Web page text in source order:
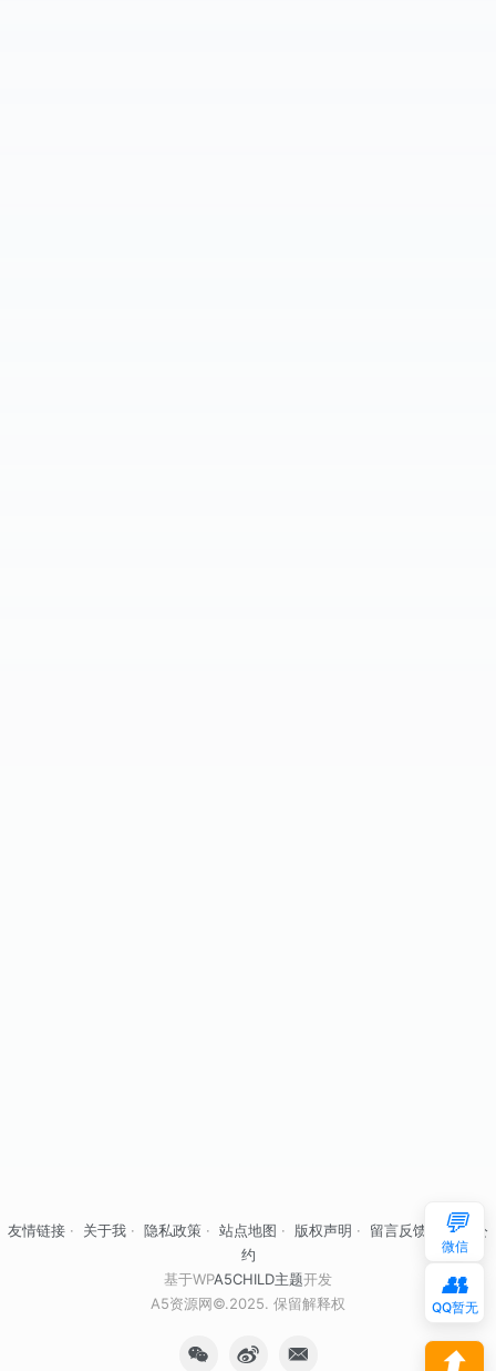
友情链接 · 关于我 · 隐私政策 · 站点地图 · 版权声明 · 留言反馈
自律公
约
基于WPA5CHILD主题开发
A5资源网©.2025. 保留解释权
💬
微信
👥
QQ暂无
⬆